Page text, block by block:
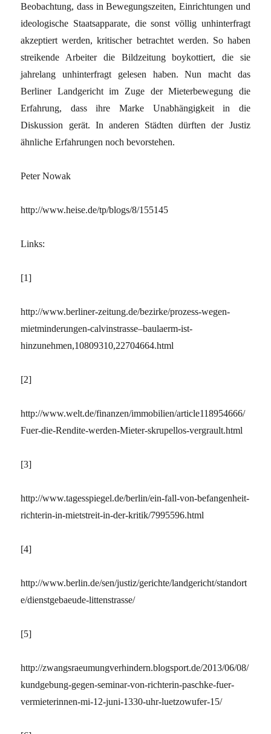
Beobachtung, dass in Bewegungszeiten, Einrichtungen und
ideologische Staatsapparate, die sonst völlig unhinterfragt
akzeptiert werden, kritischer betrachtet werden. So haben
streikende Arbeiter die Bildzeitung boykottiert, die sie
jahrelang unhinterfragt gelesen haben. Nun macht das
Berliner Landgericht im Zuge der Mieterbewegung die
Erfahrung, dass ihre Marke Unabhängigkeit in die
Diskussion gerät. In anderen Städten dürften der Justiz
ähnliche Erfahrungen noch bevorstehen.
Peter Nowak
http://www.heise.de/tp/blogs/8/155145
Links:
[1]
http://www.berliner-zeitung.de/bezirke/prozess-wegen-
mietminderungen-calvinstrasse–baulaerm-ist-
hinzunehmen,10809310,22704664.html
[2]
http://www.welt.de/finanzen/immobilien/article118954666/
Fuer-die-Rendite-werden-Mieter-skrupellos-vergrault.html
[3]
http://www.tagesspiegel.de/berlin/ein-fall-von-befangenheit-
richterin-in-mietstreit-in-der-kritik/7995596.html
[4]
http://www.berlin.de/sen/justiz/gerichte/landgericht/standort
e/dienstgebaeude-littenstrasse/
[5]
http://zwangsraeumungverhindern.blogsport.de/2013/06/08/
kundgebung-gegen-seminar-von-richterin-paschke-fuer-
vermieterinnen-mi-12-juni-1330-uhr-luetzowufer-15/